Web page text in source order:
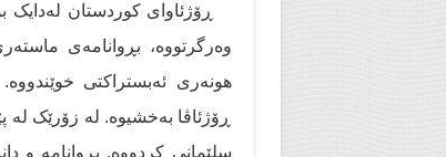
ڕۆژئاوای کوردستان لەدایک
وەرگرتووە، بڕوانامەی
هونەری ئەبستراکتی
ڕۆژئاڤا بەخشیوە. لە زۆرێک لە
سلێمانی کردووە. بڕوانامە و